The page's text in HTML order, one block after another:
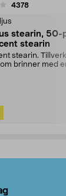
4378recensioner
stearin, 50-
stearin
stearin.
brinner med
4.5av 5 stjärnor